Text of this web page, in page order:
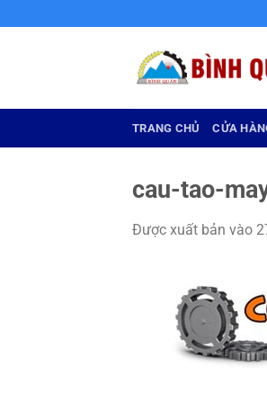
qua
TRANG CHỦ CỬA
cau-tao-
Được xuất bản vào